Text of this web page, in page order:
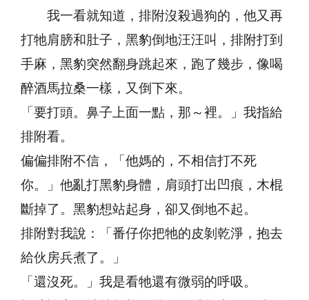
我一看就知道，排附沒殺過狗的，他又再
打牠肩膀和肚子，黑豹倒地汪汪叫，排附打到
手麻，黑豹突然翻身跳起來，跑了幾步，像喝
醉酒馬拉桑一樣，又倒下來。
「要打頭。鼻子上面一點，那～裡。」我指給
排附看。
偏偏排附不信，「他媽的，不相信打不死
你。」他亂打黑豹身體，肩頭打出凹痕，木棍
斷掉了。黑豹想站起身，卻又倒地不起。
排附對我說：「番仔你把牠的皮剝乾淨，抱去
給伙房兵煮了。」
「還沒死。」我是看牠還有微弱的呼吸。